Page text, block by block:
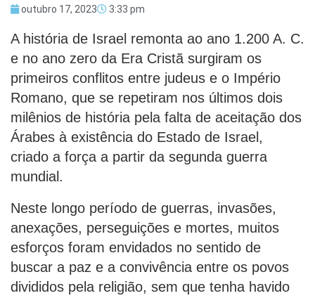
outubro 17, 2023 3:33 pm
A história de Israel remonta ao ano 1.200 A. C.
e no ano zero da Era Cristã surgiram os
primeiros conflitos entre judeus e o Império
Romano, que se repetiram nos últimos dois
milênios de história pela falta de aceitação dos
Árabes à existência do Estado de Israel,
criado a força a partir da segunda guerra
mundial.
Neste longo período de guerras, invasões,
anexações, perseguições e mortes, muitos
esforços foram envidados no sentido de
buscar a paz e a convivência entre os povos
divididos pela religião, sem que tenha havido